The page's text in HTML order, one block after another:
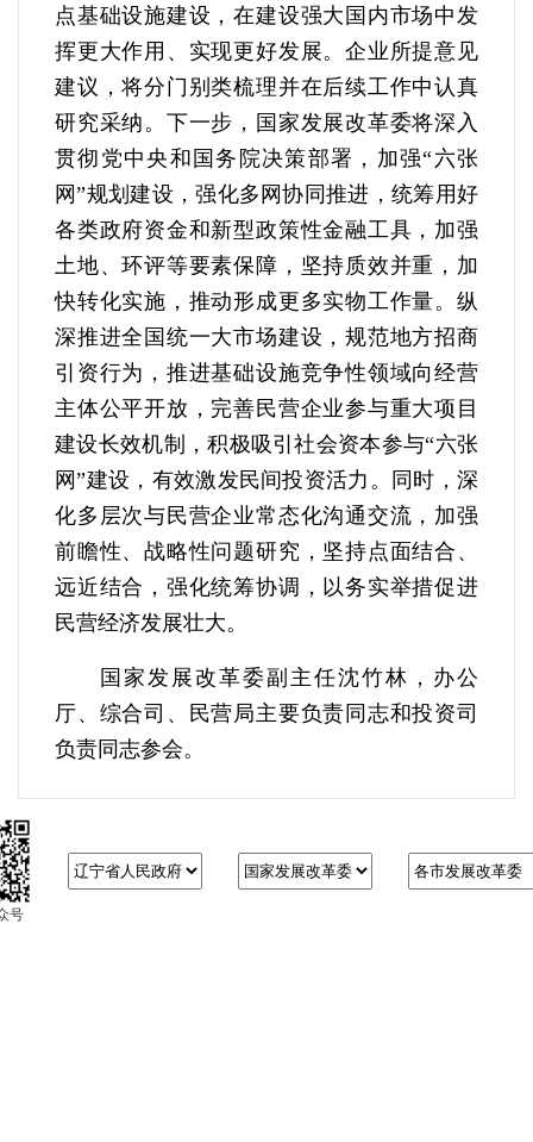
点基础设施建设，在建设强大国内市场中发
挥更大作用、实现更好发展。企业所提意见
建议，将分门别类梳理并在后续工作中认真
研究采纳。下一步，国家发展改革委将深入
贯彻党中央和国务院决策部署，加强“六张
网”规划建设，强化多网协同推进，统筹用好
各类政府资金和新型政策性金融工具，加强
土地、环评等要素保障，坚持质效并重，加
快转化实施，推动形成更多实物工作量。纵
深推进全国统一大市场建设，规范地方招商
引资行为，推进基础设施竞争性领域向经营
主体公平开放，完善民营企业参与重大项目
建设长效机制，积极吸引社会资本参与“六张
网”建设，有效激发民间投资活力。同时，深
化多层次与民营企业常态化沟通交流，加强
前瞻性、战略性问题研究，坚持点面结合、
远近结合，强化统筹协调，以务实举措促进
民营经济发展壮大。
国家发展改革委副主任沈竹林，办公
厅、综合司、民营局主要负责同志和投资司
负责同志参会。
号